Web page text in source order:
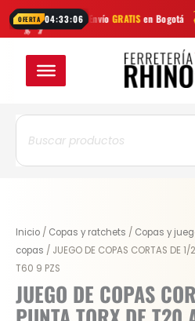
OFERTA 04:33:05
EnvíoGRATISen Bogotá
Búsqueda
productos
Inicio / Copas y ratchets / Copas y
copas / JUEGO DE COPAS CORTAS DE
T60 9 PZS
JUEGO DE COPAS